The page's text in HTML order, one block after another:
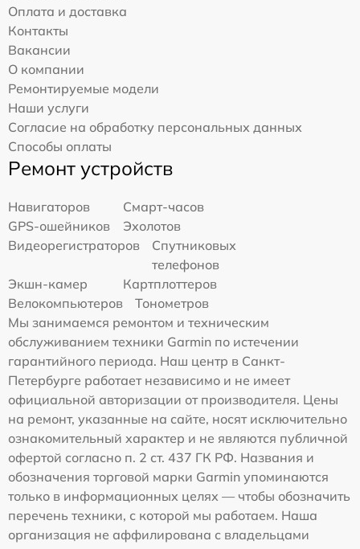
Оплата и доставка
Контакты
Вакансии
О компании
Ремонтируемые модели
Наши услуги
Согласие на обработку персональных данных
Способы оплаты
Ремонт устройств
Навигаторов
Смарт-часов
GPS-ошейников
Эхолотов
Видеорегистраторов
Спутниковых
телефонов
Экшн-камер
Картплоттеров
Велокомпьютеров
Тонометров
Мы занимаемся ремонтом и техническим
обслуживанием техники Garmin по истечении
гарантийного периода. Наш центр в Санкт-
Петербурге работает независимо и не имеет
официальной авторизации от производителя. Цены
на ремонт, указанные на сайте, носят исключительно
ознакомительный характер и не являются публичной
офертой согласно п. 2 ст. 437 ГК РФ. Названия и
обозначения торговой марки Garmin упоминаются
только в информационных целях — чтобы обозначить
перечень техники, с которой мы работаем. Наша
организация не аффилирована с владельцами